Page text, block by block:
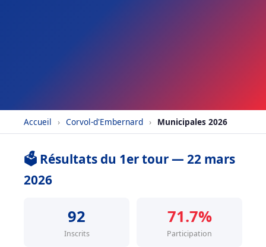
Accueil › Corvol-d'Embernard › Municipales 2026
🗳️ Résultats du 1er tour — 22 mars
2026
92
Inscrits
71.7%
Participation